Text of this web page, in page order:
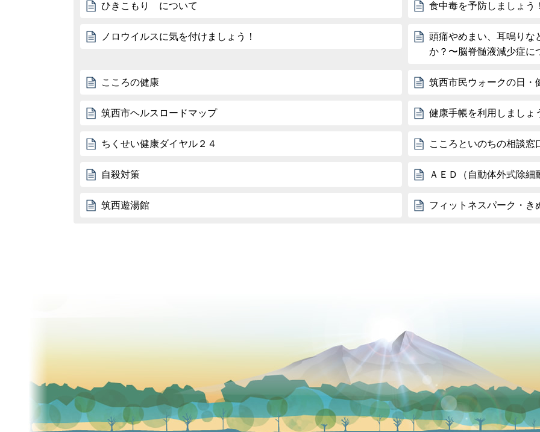
ひきこもり について 食中毒を予防しましょう
ノロウイルスに気を付けましょう！
頭痛やめまい、耳鳴りな
か？〜脳脊髄液減少症に
こころの健康 筑西市民ウォークの日・
筑西市ヘルスロードマップ 健康手帳を利用しましょ
ちくせい健康ダイヤル２４ こころといのちの相談窓
自殺対策 ＡＥＤ（自動体外式除細
筑西遊湯館 フィットネスパーク・き